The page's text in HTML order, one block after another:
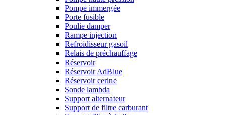
Pompe immergée
Porte fusible
Poulie damper
Rampe injection
Refroidisseur gasoil
Relais de préchauffage
Réservoir
Réservoir AdBlue
Réservoir cerine
Sonde lambda
Support alternateur
Support de filtre carburant